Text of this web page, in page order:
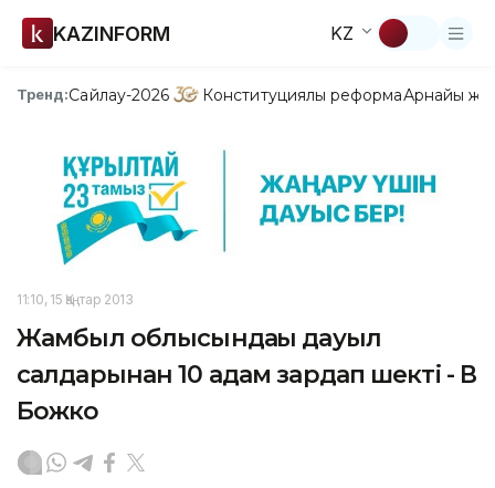
KAZINFORM KZ
Тренд:Сайлау-2026 Конституциялық реформаАрнайы
11:10, 15 Қаңтар 2013
Жамбыл облысындағы дауыл
салдарынан 10 адам зардап шекті - В
Божко